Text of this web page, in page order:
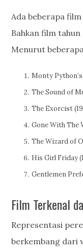
Ada beberapa
Bahkan film
Menurut
Monty
The Sound of
The Exorcist
Gone With The
The Wizard of
His Girl Friday
Gentlemen
Film Terkenal
Representasi
berkembang dari